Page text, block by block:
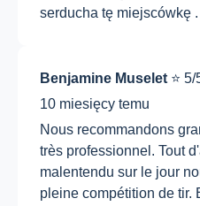
serducha tę miejscówkę
Benjamine Muselet ⭐ 5/
10 miesięcy temu
Nous recommandons
très professionnel. Tout
malentendu sur le jour
pleine compétition de tir.